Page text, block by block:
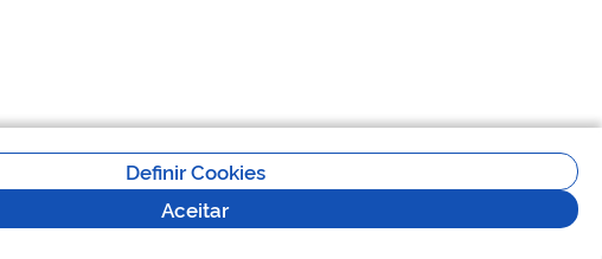
Definir Cookies
Aceitar